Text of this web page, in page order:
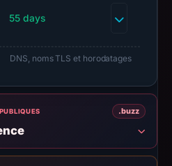
55 days
DNS, noms TLS et horodatages
.buzz